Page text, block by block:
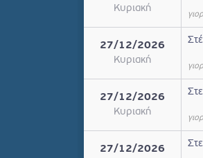
Κυριακή
27/12/2026
Κυριακή
27/12/2026
Κυριακή
27/12/2026